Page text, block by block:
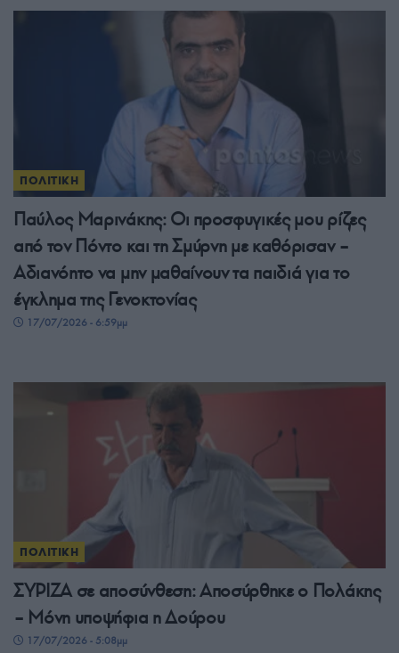
ΠΟΛΙΤΙΚΗ
Παύλος Μαρινάκης: Οι προσφυγικές μου ρίζες
από τον Πόντο και τη Σμύρνη με καθόρισαν –
Αδιανόητο να μην μαθαίνουν τα παιδιά για το
έγκλημα της Γενοκτονίας
17/07/2026 - 6:59μμ
ΠΟΛΙΤΙΚΗ
ΣΥΡΙΖΑ σε αποσύνθεση: Αποσύρθηκε ο Πολάκης
– Μόνη υποψήφια η Δούρου
17/07/2026 - 5:08μμ